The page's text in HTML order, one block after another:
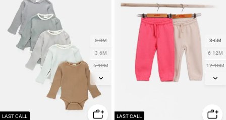
LAST CALL
3-6M
6-12M
12-18M
18-24M
4Y
LAST CALL
0-3M
3-6M
6-12M
12-18M
18-24M